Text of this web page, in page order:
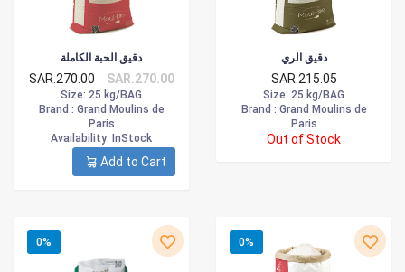
دقيق الحبة الكاملة
SAR.270.00 SAR.270.00
Size: 25 kg/BAG
Brand : Grand Moulins de
Paris
Availability: InStock
Add to Cart
دقيق الري
SAR.215.05
Size: 25 kg/BAG
Brand : Grand Moulins de
Paris
Out of Stock
0% 0%